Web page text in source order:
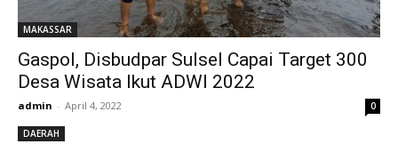
MAKASSAR
Gaspol, Disbudpar Sulsel Capai Target 300
Desa Wisata Ikut ADWI 2022
admin - April 4, 2022 0
DAERAH